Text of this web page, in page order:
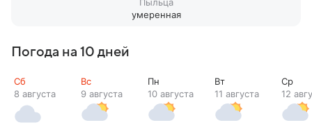
умеренная
Погода на 10 дней
Сб
8 августа
Вс
9 августа
Пн
10 августа
Вт
11 августа
Ср
12